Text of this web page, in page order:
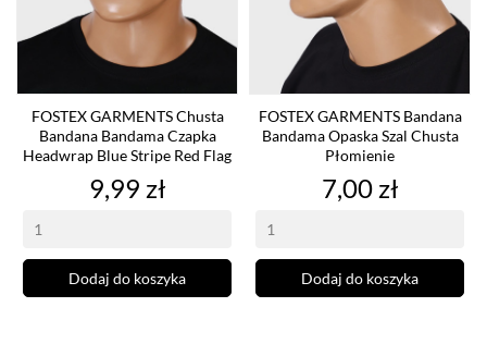
FOSTEX GARMENTS Chusta
Bandana Bandama Czapka
Headwrap Blue Stripe Red Flag
Cena
9,99 zł
Dodaj do koszyka
FOSTEX GARMENTS Bandana
Bandama Opaska Szal Chusta
Płomienie
Cena
7,00 zł
Dodaj do koszyka